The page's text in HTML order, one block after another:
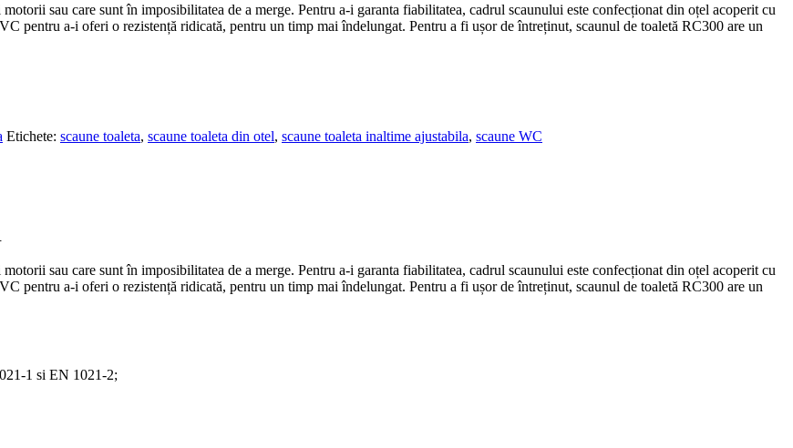
sau care sunt în imposibilitatea de a merge. Pentru a-i garanta fiabilitatea, cadrul scaunului este confecționat din oțel acoperit cu
pentru a-i oferi o rezistență ridicată, pentru un timp mai îndelungat. Pentru a fi ușor de întreținut, scaunul de toaletă RC300 are un
Etichete: scaune toaleta, scaune toaleta din otel, scaune toaleta inaltime ajustabila, scaune WC
sau care sunt în imposibilitatea de a merge. Pentru a-i garanta fiabilitatea, cadrul scaunului este confecționat din oțel acoperit cu
pentru a-i oferi o rezistență ridicată, pentru un timp mai îndelungat. Pentru a fi ușor de întreținut, scaunul de toaletă RC300 are un
1 si EN 1021-2;